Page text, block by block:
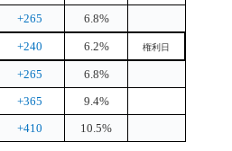
+265 6.8%
+240 6.2% 権利日
+265
6.8%
+365
9.4%
+410 10.5%